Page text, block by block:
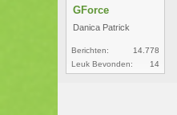
GForce
Danica Patrick
Berichten:
14.778
Leuk Bevonden:
14